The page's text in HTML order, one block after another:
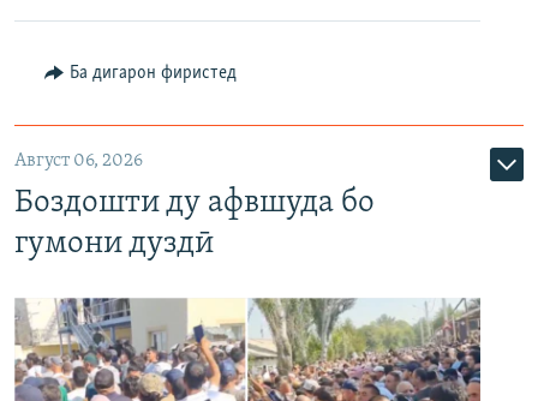
Ба дигарон фиристед
Август 06, 2026
Боздошти ду афвшуда бо
гумони дуздӣ